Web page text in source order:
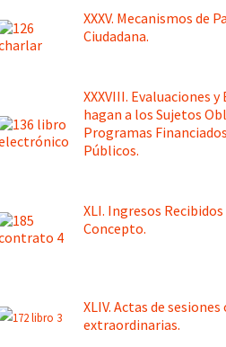
XXXV. Mecanismos de
Ciudadana.
XXXVIII. Evaluaciones y
hagan a los Sujetos
Programas
Públicos.
XLI. Ingresos
Concepto.
XLIV. Actas de
extraordinarias.